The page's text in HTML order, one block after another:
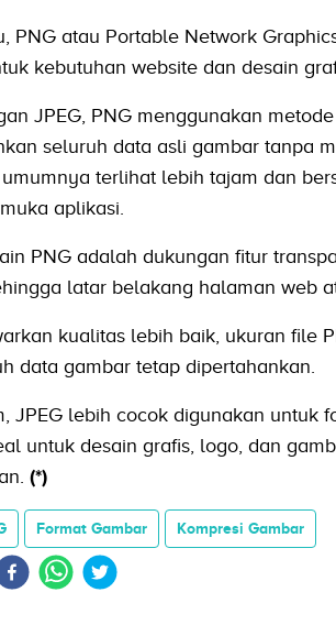
PNG atau Portable Network
kebutuhan website dan desain
JPEG, PNG menggunakan
seluruh data asli gambar tanpa
terlihat lebih tajam dan
aplikasi.
PNG adalah dukungan fitur
latar belakang halaman web
kualitas lebih baik, ukuran file
data gambar tetap dipertahankan.
JPEG lebih cocok digunakan untuk
untuk desain grafis, logo, dan
(*)
Format Gambar Kompresi Gambar